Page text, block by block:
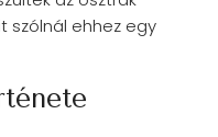
szólnál ehhez egy